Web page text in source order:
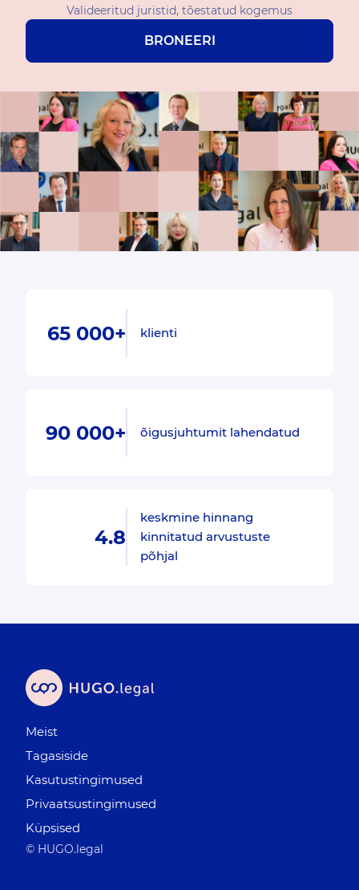
Valideeritud juristid, tõestatud kogemus
BRONEERI
65 000+ klienti
90 000+ õigusjuhtumit lahendatud
4.8
keskmine hinnang
kinnitatud arvustuste
põhjal
Meist
Tagasiside
Kasutustingimused
Privaatsustingimused
Küpsised
© HUGO.legal